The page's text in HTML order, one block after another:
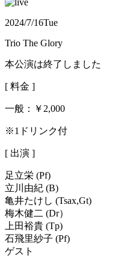
2024/7/16Tue
Trio The Glory
本公演は終了しました
[ 料金 ]
一般： ￥2,000
※1ドリンク付
[ 出演 ]
足立栄 (Pf)
立川由紀 (B)
亀井たけし (Tsax,Gt)
梅木健二 (Dr）
上田裕貴 (Tp)
石飛里紗子 (Pf)
ゲスト